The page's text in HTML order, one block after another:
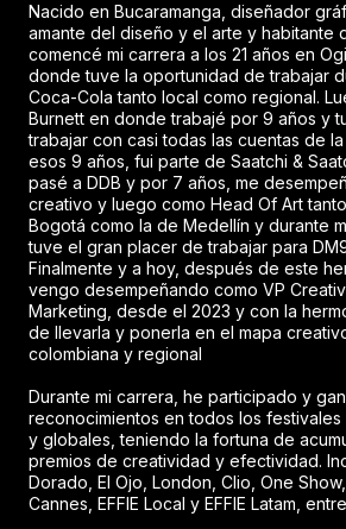
Nacido en Bucaramanga, diseñador
amante del diseño y el arte y habitante
comencé mi carrera a los 21 años en
donde tuve la oportunidad de trabajar
Coca-Cola tanto local como regional.
Burnett en donde trabajé por 9 años y
trabajar con casi todas las cuentas de
esos 9 años, fui parte de Saatchi &
pasé a DDB y por 7 años, me
creativo y luego como Head Of Art
Bogotá como la de Medellín y durante
tuve el gran placer de trabajar para
Finalmente y a hoy, después de este
vengo desempeñando como VP
Marketing, desde el 2023 y con la
de llevarla y ponerla en el mapa
colombiana y regional
Durante mi carrera, he participado y
reconocimientos en todos los
y globales, teniendo la fortuna de
premios de creatividad y efectividad.
Dorado, El Ojo, London, Clio, One Show,
Cannes, EFFIE Local y EFFIE Latam,